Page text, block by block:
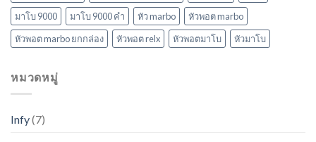
มาโบ 9000
มาโบ 9000 คํา หัว marbo
หัวพอต marbo
หัวพอต marbo ยกกล่อง
หัวพอต relx หัวพอตมาโบ หัวมาโบ
หมวดหมู่
Infy(7)